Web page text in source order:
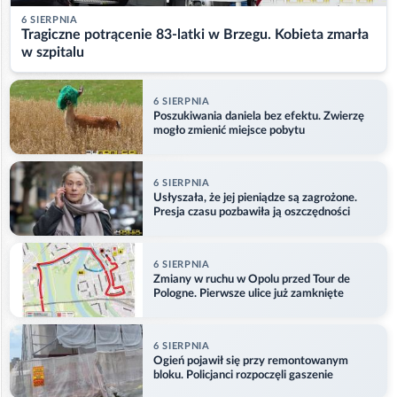
6 SIERPNIA
Tragiczne potrącenie 83-latki w Brzegu. Kobieta zmarła
w szpitalu
6 SIERPNIA
Poszukiwania daniela bez efektu. Zwierzę
mogło zmienić miejsce pobytu
6 SIERPNIA
Usłyszała, że jej pieniądze są zagrożone.
Presja czasu pozbawiła ją oszczędności
6 SIERPNIA
Zmiany w ruchu w Opolu przed Tour de
Pologne. Pierwsze ulice już zamknięte
6 SIERPNIA
Ogień pojawił się przy remontowanym
bloku. Policjanci rozpoczęli gaszenie